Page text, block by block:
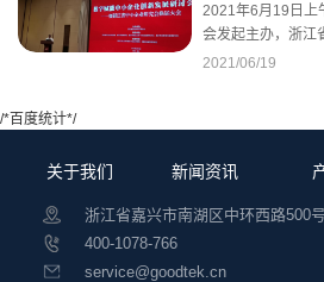
2021年6月19日上
会发起主办，浙江
院、嘉兴市民营经
2021/06/19
/*百度统计*/
关于我们 新闻资讯
浙江省嘉兴市南湖区中环西路500
400-1078-766
service@goodtek.cn